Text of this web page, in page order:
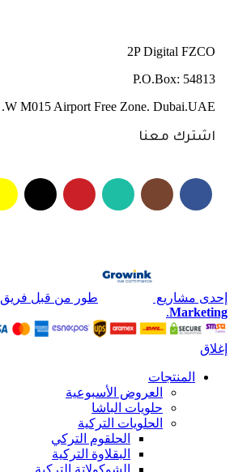
2P Digital FZCO
P.O.Box: 54813
W M015 Airport Free Zone. Dubai.UAE.
اشترك معنا
إحدى مشاريع طور من قبل فريق
Marketing
.
إغلاق
المنتجات
العروض الأسبوعية
حلويات الباشا
الحلويات التركية
الحلقوم التركي
البقلاوة التركية